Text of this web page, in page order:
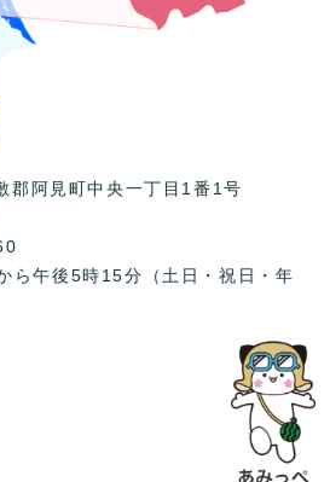
阿見町中央一丁目1番1号
ら午後5時15分（土日・祝日・年